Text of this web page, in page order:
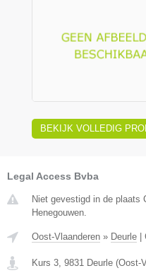
BEKIJK VOLLEDIG
Legal Access Bvba
Niet gevestigd in de plaats
Henegouwen.
Oost-Vlaanderen » Deurle
Kurs 3 9831 Deurle (Oost-